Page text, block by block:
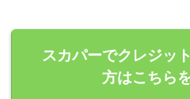
スカパーでクレジッ
方はこちら